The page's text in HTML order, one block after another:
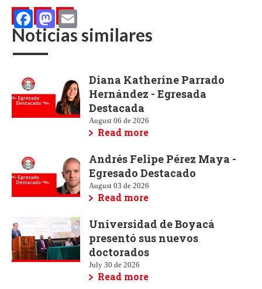
Facebook
Mastodon
Email
Noticias similares
Diana Katherine Parrado
Hernández - Egresada
Destacada
August 06 de 2026
Read more
Andrés Felipe Pérez Maya -
Egresado Destacado
August 03 de 2026
Read more
Universidad de Boyacá
presentó sus nuevos
doctorados
July 30 de 2026
Read more